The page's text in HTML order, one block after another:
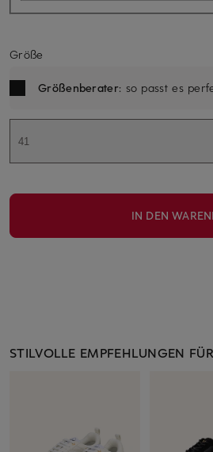
Größe
Größenberater: so passt es
41
IN DEN
STILVOLLE EMPFEHLUNGEN